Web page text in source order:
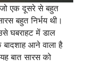
जो एक दूसरे से बहुत
बहुत निर्भय थी।
घबराहट में डाल
बादशाह आने वाला है
बात सारस को